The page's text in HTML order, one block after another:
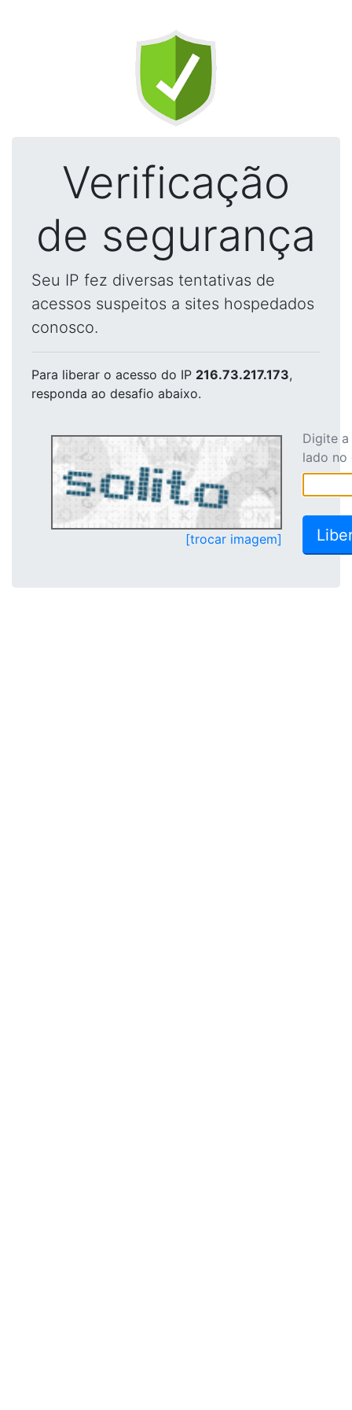
Verificação
de segurança
Seu IP fez diversas tentativas de
acessos suspeitos a sites hospedados
conosco.
Para liberar o acesso do IP 216.73.217.173,
responda ao desafio abaixo.
[trocar imagem]
Digite
lado no